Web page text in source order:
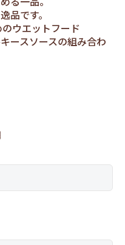
品です。
ウエットフード
ースソースの組み合わ